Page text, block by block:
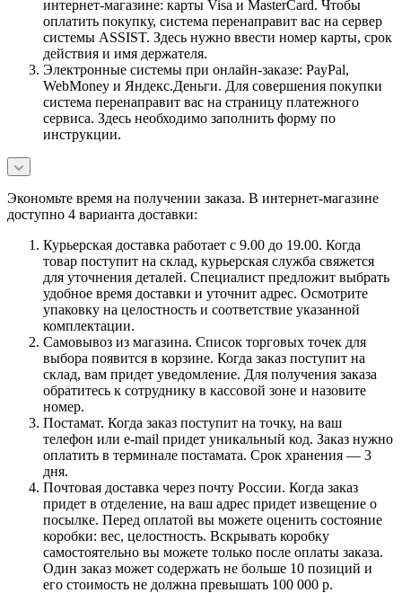
интернет-магазине: карты Visa и MasterCard. Чтобы
оплатить покупку, система перенаправит вас на сервер
системы ASSIST. Здесь нужно ввести номер карты, срок
действия и имя держателя.
Электронные системы при онлайн-заказе: PayPal,
WebMoney и Яндекс.Деньги. Для совершения покупки
система перенаправит вас на страницу платежного
сервиса. Здесь необходимо заполнить форму по
инструкции.
Экономьте время на получении заказа. В интернет-магазине
доступно 4 варианта доставки:
Курьерская доставка работает с 9.00 до 19.00. Когда
товар поступит на склад, курьерская служба свяжется
для уточнения деталей. Специалист предложит выбрать
удобное время доставки и уточнит адрес. Осмотрите
упаковку на целостность и соответствие указанной
комплектации.
Самовывоз из магазина. Список торговых точек для
выбора появится в корзине. Когда заказ поступит на
склад, вам придет уведомление. Для получения заказа
обратитесь к сотруднику в кассовой зоне и назовите
номер.
Постамат. Когда заказ поступит на точку, на ваш
телефон или e-mail придет уникальный код. Заказ нужно
оплатить в терминале постамата. Срок хранения — 3
дня.
Почтовая доставка через почту России. Когда заказ
придет в отделение, на ваш адрес придет извещение о
посылке. Перед оплатой вы можете оценить состояние
коробки: вес, целостность. Вскрывать коробку
самостоятельно вы можете только после оплаты заказа.
Один заказ может содержать не больше 10 позиций и
его стоимость не должна превышать 100 000 р.